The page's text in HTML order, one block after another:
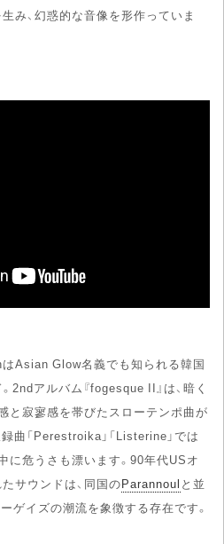
み、幻惑的な音像を形作っていま
Asian Glow名義でも知られる韓国
2ndアルバム『fogesque II』は、暗く
と寂寥感を帯びたスローテンポ曲が
曲「Perestroika」「Listerine」では
に危うさも漂います。90年代USオ
サウンドは、同国のParannoul と並
ゲイズの潮流を象徴する存在です。